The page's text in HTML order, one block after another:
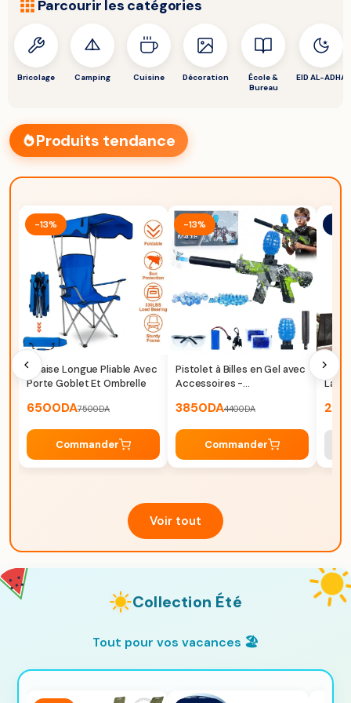
Parcourir les catégories
Bricolage Camping Cuisine Décoration
École &
Bureau
EID AL-ADHA
Produits tendance
-13%
Chaise Longue Pliable Avec
Porte Goblet Et Ombrelle
6500DA7500DA
Commander
-13%
Pistolet à Billes en Gel avec
Accessoires -
Performance
3850DA4400DA
Commander
Voir tout
Collection Été
Tout pour vos vacances 🏖️